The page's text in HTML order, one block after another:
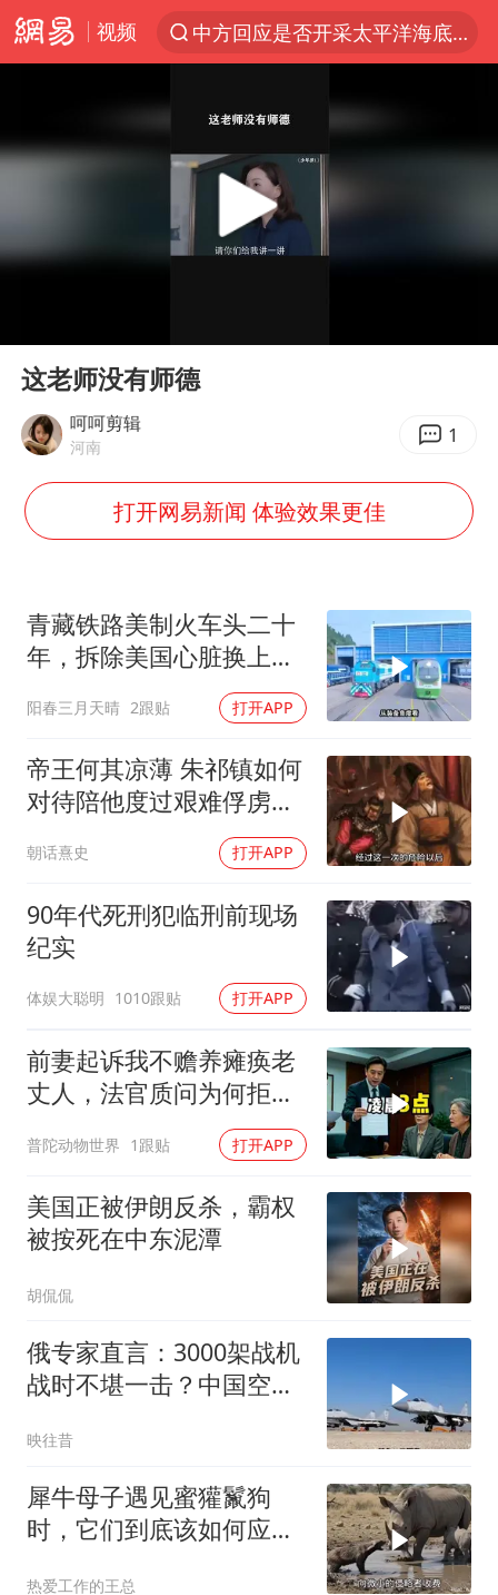
视频
中方回应是否开采太平洋海底稀土资源
台风白海豚进入48小时警戒线
佛得角门将亮相智利俱乐部主场
看守所辅警收受10万获刑1年
宇树科技发行价格150.80元/股
U17国足1分钟轰2球
台风白海豚影响中国已成定局
外交部发言人就广岛核爆81周年等答记者问
吉林一“温度计大楼”读数爆表
多地要求领导干部带头休假
80后女柜员逆袭成4200亿银行副行长
女子利用漏洞0元薅走3000多件家电
奋进开新局 实干挑大梁
Play
这老师没有师德
呵呵剪辑
河南 1
打开网易新闻 体验效果更佳
青藏铁路美制火车头二十
年，拆除美国心脏换上绿
阳春三月天晴 2跟贴 打开APP
帝王何其凉薄 朱祁镇如何
对待陪他度过艰难俘虏生
朝话熹史 打开APP
90年代死刑犯临刑前现场
纪实
体娱大聪明 1010跟贴 打开APP
前妻起诉我不赡养瘫痪老
丈人，法官质问为何拒不
普陀动物世界 1跟贴 打开APP
美国正被伊朗反杀，霸权
被按死在中东泥潭
胡侃侃
俄专家直言：3000架战机
战时不堪一击？中国空军
映往昔
犀牛母子遇见蜜獾鬣狗
时，它们到底该如何应
热爱工作的王总